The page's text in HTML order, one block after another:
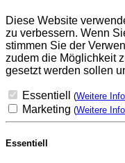
Diese Website
zu verbessern. Wenn
stimmen Sie der
zudem die Möglichkeit
gesetzt werden sollen
Essentiell (Weitere
Marketing (Weitere
Essentiell